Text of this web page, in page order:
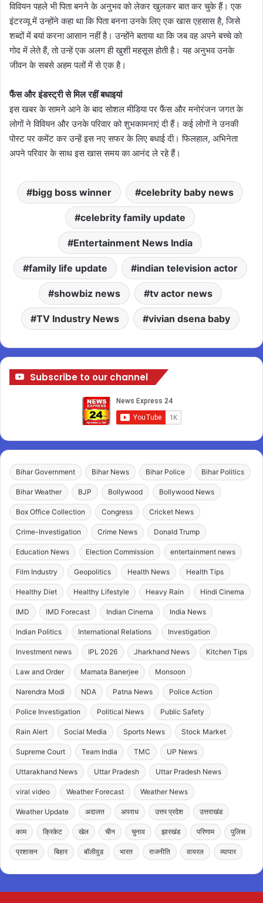
विवियन पहले भी पिता बनने के अनुभव को लेकर खुलकर बात कर चुके हैं। एक
इंटरव्यू में उन्होंने कहा था कि पिता बनना उनके लिए एक खास एहसास है, जिसे
शब्दों में बयां करना आसान नहीं है। उन्होंने बताया था कि जब वह अपने बच्चे को
गोद में लेते हैं, तो उन्हें एक अलग ही खुशी महसूस होती है। यह अनुभव उनके
जीवन के सबसे अहम पलों में से एक है।
फैंस और इंडस्ट्री से मिल रहीं बधाइयां
इस खबर के सामने आने के बाद सोशल मीडिया पर फैंस और मनोरंजन जगत के
लोगों ने विवियन और उनके परिवार को शुभकामनाएं दी हैं। कई लोगों ने उनकी
पोस्ट पर कमेंट कर उन्हें इस नए सफर के लिए बधाई दी। फिलहाल, अभिनेता
अपने परिवार के साथ इस खास समय का आनंद ले रहे हैं।
bigg boss winner celebrity baby news
celebrity family update
Entertainment News India
family life update indian television actor
showbiz news tv actor news
TV Industry News vivian dsena baby
Subscribe to our channel
Bihar Government Bihar News Bihar Police Bihar Politics
Bihar Weather BJP Bollywood Bollywood News
Box Office Collection Congress Cricket News
Crime-Investigation Crime News Donald Trump
Education News Election Commission entertainment news
Film Industry Geopolitics Health News Health Tips
Healthy Diet Healthy Lifestyle Heavy Rain Hindi Cinema
IMD IMD Forecast Indian Cinema India News
Indian Politics International Relations Investigation
Investment news IPL 2026 Jharkhand News Kitchen Tips
Law and Order Mamata Banerjee Monsoon
Narendra Modi NDA Patna News Police Action
Police Investigation Political News Public Safety
Rain Alert Social Media Sports News Stock Market
Supreme Court Team India TMC UP News
Uttarakhand News Uttar Pradesh Uttar Pradesh News
viral video Weather Forecast Weather News
Weather Update अदालत अपराध उत्तर प्रदेश उत्तराखंड
काम क्रिकेट खेल चीन चुनाव झारखंड परिणाम पुलिस
प्रशासन बिहार बॉलीवुड भारत राजनीति वायरल व्यापार